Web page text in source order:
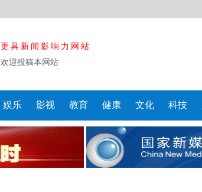
更具新闻影响力网站
欢迎投稿本网站
娱乐 影视 教育 健康 文化 科技